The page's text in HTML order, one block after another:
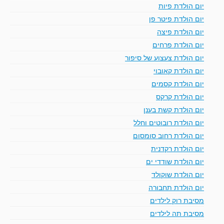
יום הולדת פיות
יום הולדת פיטר פן
יום הולדת פיצה
יום הולדת פרחים
יום הולדת צעצוע של סיפור
יום הולדת קאובוי
יום הולדת קסמים
יום הולדת קרקס
יום הולדת קשת בענן
יום הולדת רובוטים וחלל
יום הולדת רחוב סומסום
יום הולדת רקדנית
יום הולדת שודדי ים
יום הולדת שוקולד
יום הולדת תחבורה
מסיבת רוק לילדים
מסיבת תה לילדים